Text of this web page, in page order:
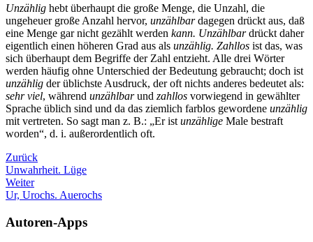
Unzählig hebt überhaupt die große Menge, die Unzahl, die
ungeheuer große Anzahl hervor, unzählbardagegen drückt aus, daß
eine Menge gar nicht gezählt werden kann. Unzählbardrückt daher
eigentlich einen höheren Grad aus als unzählig. Zahllos ist das, was
sich überhaupt dem Begriffe der Zahl entzieht. Alle drei Wörter
werden häufig ohne Unterschied der Bedeutung gebraucht; doch ist
unzählig der üblichste Ausdruck, der oft nichts anderes bedeutet als:
sehr viel, während unzählbarund zahllos vorwiegend in gewählter
Sprache üblich sind und da das ziemlich farblos gewordene unzählig
mit vertreten. So sagt man z. B.: „Er ist unzählige Male bestraft
worden“, d. i. außerordentlich oft.
Zurück
Unwahrheit. Lüge
Weiter
Ur, Urochs. Auerochs
Autoren-Apps